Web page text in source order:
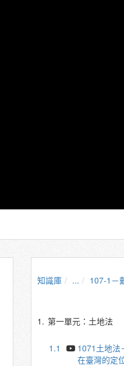
知識庫 ... 107-1－
1. 第一單元：土地法
1.1
1071土地法
在臺灣的定